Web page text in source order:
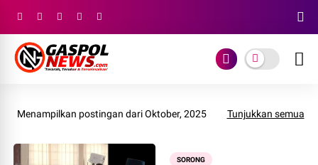
Menampilkan postingan dari Oktober, 2025 Tunjukkan semua
SORONG